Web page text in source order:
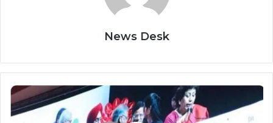
News Desk
भारत
अंतरराष्ट्रीय
लोकतंत्र